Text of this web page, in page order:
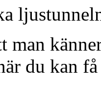
man
du kan